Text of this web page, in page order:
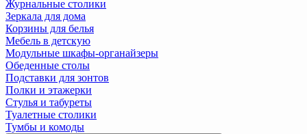
Журнальные столики
Зеркала для дома
Корзины для белья
Мебель в детскую
Модульные шкафы-органайзеры
Обеденные столы
Подставки для зонтов
Полки и этажерки
Стулья и табуреты
Туалетные столики
Тумбы и комоды